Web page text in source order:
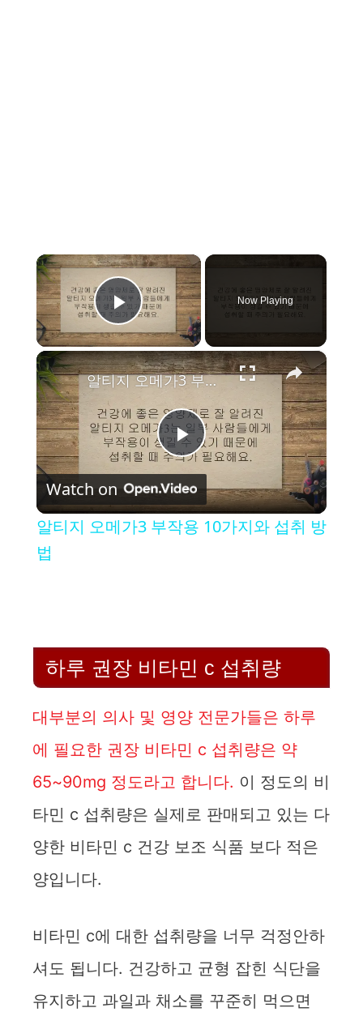
×
Play Video
Now Playing
×
P
l
V
d
e
o
알티지 오메가3 부작용 10가지와 섭취 방법
Watch on
알티지 오메가3 부작용 10가지와 섭취 방
법
하루 권장 비타민 c 섭취량
대부분의 의사 및 영양 전문가들은 하루
에 필요한 권장 비타민 c 섭취량은 약
65~90mg 정도라고 합니다. 이 정도의 비
타민 c 섭취량은 실제로 판매되고 있는 다
양한 비타민 c 건강 보조 식품 보다 적은
양입니다.
비타민 c에 대한 섭취량을 너무 걱정안하
셔도 됩니다. 건강하고 균형 잡힌 식단을
유지하고 과일과 채소를 꾸준히 먹으면